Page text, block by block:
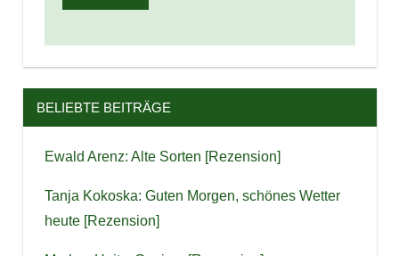
BELIEBTE BEITRÄGE
Ewald Arenz: Alte Sorten [Rezension]
Tanja Kokoska: Guten Morgen, schönes Wetter
heute [Rezension]